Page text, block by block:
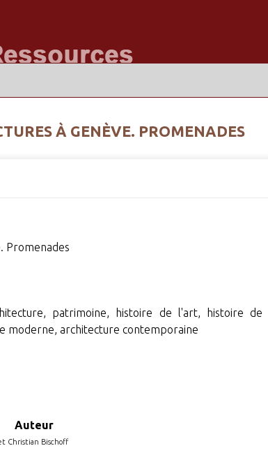
À GENÈVE. PROMENADES
Promenades
patrimoine, histoire de l'art, histoire de
moderne, architecture contemporaine
Auteur
Christian Bischoff